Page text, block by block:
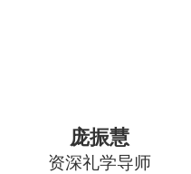
庞振慧
资深礼学导师